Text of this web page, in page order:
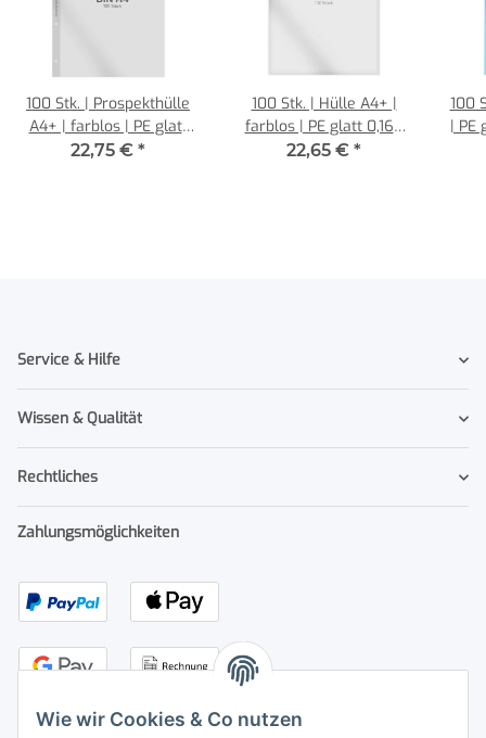
Wie wir Cookies & Co nutzen
100 Stk. | Prospekthülle
A4+ | farblos | PE glatt
0,160 mm | REIF
22,75 € *
100 Stk. | Hülle A4+ |
farblos | PE glatt 0,160
mm | REIF Hamburg
22,65 € *
100
| PE
Service & Hilfe
Wissen & Qualität
Rechtliches
Zahlungsmöglichkeiten